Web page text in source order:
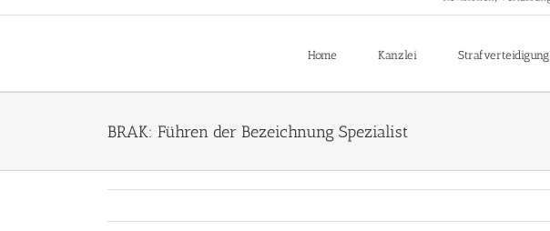
Home Kanzlei Strafverteidigung
BRAK: Führen der Bezeichnung Spezialist